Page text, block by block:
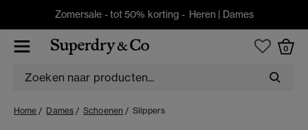
Zomersale - tot 50% korting - Heren | Dames
0
Home Dames Schoenen Slippers